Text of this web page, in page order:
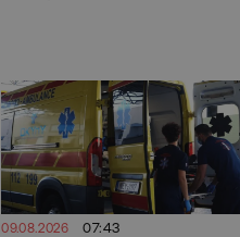
09.08.2026 07:43